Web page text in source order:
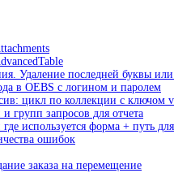
Удаление последней буквы
в OEBS с логином и паролем
цикл по коллекции с ключом
групп запросов для отчета
используется форма + путь
ошибок
заказа на перемещение